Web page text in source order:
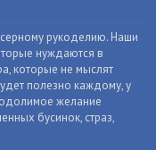
рукоделию. Наши
нуждаются в
которые не мыслят
полезно каждому, у
желание
бусинок, страз,